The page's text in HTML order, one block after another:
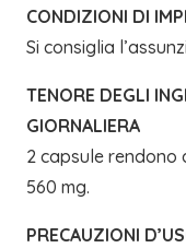
CONDIZIONI DI
Si consiglia
TENORE DEGLI
GIORNALIERA
2 capsule rendono
560 mg.
PRECAUZIONI